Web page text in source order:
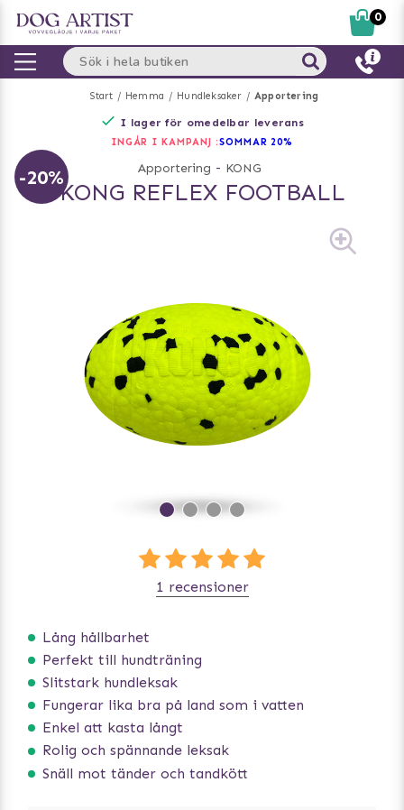
Start Hemma Hundleksaker Apportering
I lager för omedelbar leverans
INGÅR I KAMPANJ :SOMMAR 20%
-20% Apportering - KONG
KONG REFLEX FOOTBALL
Lång hållbarhet
Perfekt till hundträning
Slitstark hundleksak
Fungerar lika bra på land som i vatten
Enkel att kasta långt
Rolig och spännande leksak
Snäll mot tänder och tandkött
1 recensioner
0